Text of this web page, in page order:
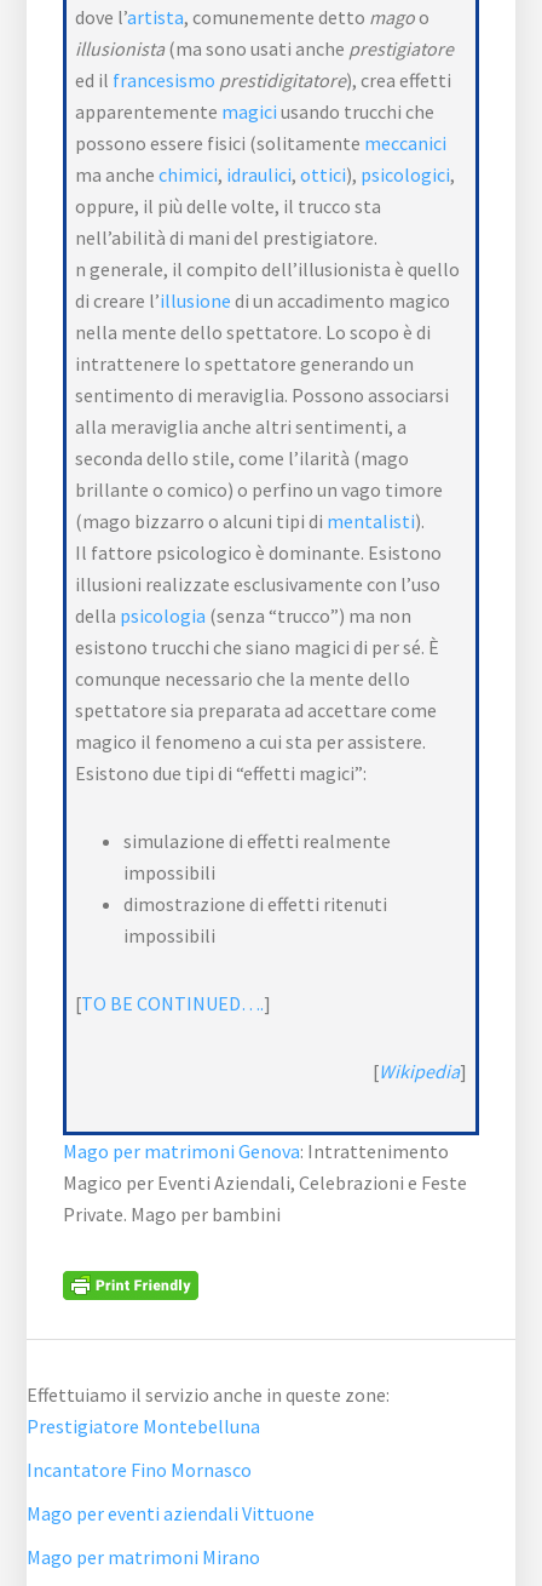
dove l’artista, comunemente detto magoo
illusionista(ma sono usati anche prestigiatore
ed il francesismo prestidigitatore), crea effetti
apparentemente magici usando trucchi che
possono essere fisici (solitamente meccanici
ma anchechimici, idraulici,ottici), psicologici,
oppure, il più delle volte, il trucco sta
nell’abilità di mani del prestigiatore.
n generale, il compito dell’illusionista è quello
di creare l’illusione di un accadimento magico
nella mente dello spettatore. Lo scopo è di
intrattenere lo spettatore generando un
sentimento di meraviglia. Possono associarsi
alla meraviglia anche altri sentimenti, a
seconda dello stile, come l’ilarità (mago
brillante o comico) o perfino un vago timore
(mago bizzarro o alcuni tipi di mentalisti).
Il fattore psicologico è dominante. Esistono
illusioni realizzate esclusivamente con l’uso
della psicologia (senza “trucco”) ma non
esistono trucchi che siano magici di per sé. È
comunque necessario che la mente dello
spettatore sia preparata ad accettare come
magico il fenomeno a cui sta per assistere.
Esistono due tipi di “effetti magici”:
simulazione di effetti realmente
impossibili
dimostrazione di effetti ritenuti
impossibili
[TO BE CONTINUED….]
[Wikipedia]
Mago per matrimoni Genova: Intrattenimento
Magico per Eventi Aziendali, Celebrazioni e Feste
Private. Mago per bambini
Effettuiamo il servizio anche in queste zone:
Prestigiatore Montebelluna
Incantatore Fino Mornasco
Mago per eventi aziendali Vittuone
Mago per matrimoni Mirano